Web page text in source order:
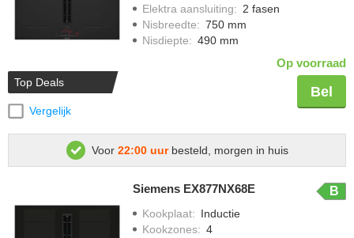
Top Deals
Vergelijk
Elektra aansluiting: 2 fasen
Nisbreedte: 750 mm
Nisdiepte: 490 mm
Op voorraad
Bel
Voor 22:00 uurbesteld, morgen in huis
Siemens EX877NX68E B
Kookplaat: Inductie
Kookzones: 4